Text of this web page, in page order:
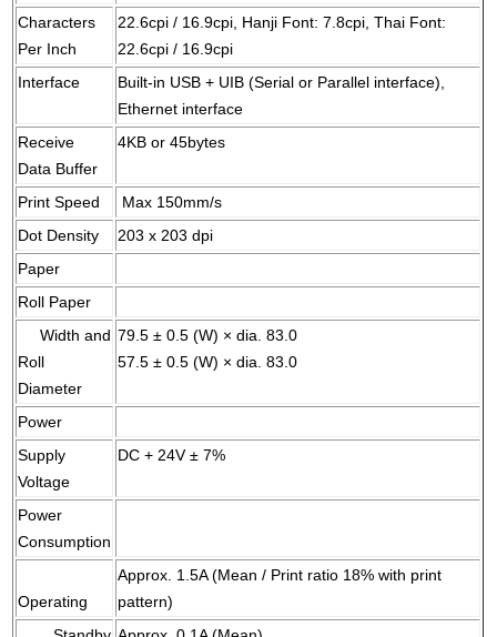
Characters
Per Inch
22.6cpi / 16.9cpi, Hanji Font: 7.8cpi, Thai Font:
22.6cpi / 16.9cpi
Interface
Built-in USB + UIB (Serial or Parallel interface),
Ethernet interface
Receive
Data Buffer
4KB or 45bytes
Print Speed
Max 150mm/s
Dot Density
203 x 203 dpi
Paper
Roll Paper
Width and
Roll
Diameter
79.5 ± 0.5 (W) × dia. 83.0
57.5 ± 0.5 (W) × dia. 83.0
Power
Supply
Voltage
DC + 24V ± 7%
Power
Consumption
Operating
Approx. 1.5A (Mean / Print ratio 18% with print
pattern)